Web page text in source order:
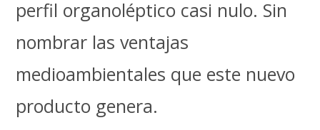
perfil organoléptico casi nulo. Sin
nombrar las ventajas
medioambientales que este nuevo
producto genera.